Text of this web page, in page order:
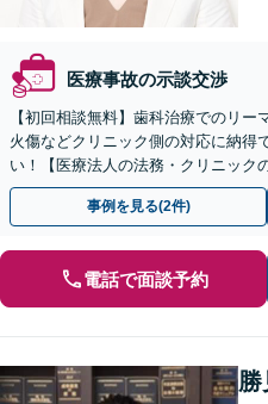
医療事故の示談交渉
【初回相談無料】歯科治療でのリ
火傷などクリニック側の対応に納得
い！【医療法人の法務・クリニック
ドバイスで、納得のできるトラブル
事例を見る(2件)
電話で面談予約